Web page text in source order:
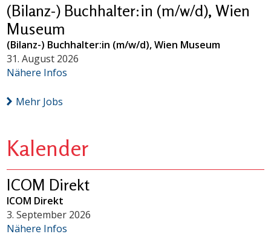
(Bilanz-) Buchhalter:in (m/w/d), Wien
Museum
(Bilanz-) Buchhalter:in (m/w/d), Wien Museum
31. August 2026
Nähere Infos
Mehr Jobs
Kalender
ICOM Direkt
ICOM Direkt
3. September 2026
Nähere Infos